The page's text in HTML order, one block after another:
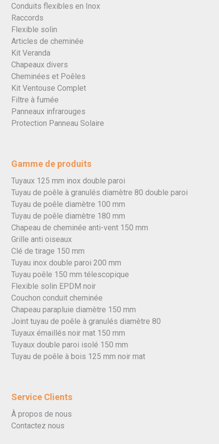
Conduits flexibles en Inox
Raccords
Flexible solin
Articles de cheminée
Kit Veranda
Chapeaux divers
Cheminées et Poêles
Kit Ventouse Complet
Filtre à fumée
Panneaux infrarouges
Protection Panneau Solaire
Gamme de produits
Tuyaux 125 mm inox double paroi
Tuyau de poêle à granulés diamètre 80 double paroi
Tuyau de poêle diamètre 100 mm
Tuyau de poêle diamètre 180 mm
Chapeau de cheminée anti-vent 150 mm
Grille anti oiseaux
Clé de tirage 150 mm
Tuyau inox double paroi 200 mm
Tuyau poêle 150 mm télescopique
Flexible solin EPDM noir
Couchon conduit cheminée
Chapeau parapluie diamètre 150 mm
Joint tuyau de poêle à granulés diamètre 80
Tuyaux émaillés noir mat 150 mm
Tuyaux double paroi isolé 150 mm
Tuyau de poêle à bois 125 mm noir mat
Service Clients
À propos de nous
Contactez nous